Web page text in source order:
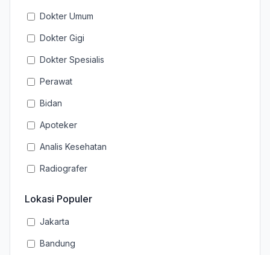
Dokter Umum
Dokter Gigi
Dokter Spesialis
Perawat
Bidan
Apoteker
Analis Kesehatan
Radiografer
Lokasi Populer
Jakarta
Bandung